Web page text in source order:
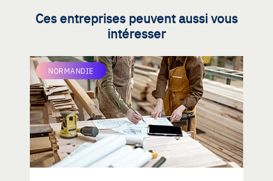
Ces entreprises peuvent aussi vous
intéresser
NORMANDIE